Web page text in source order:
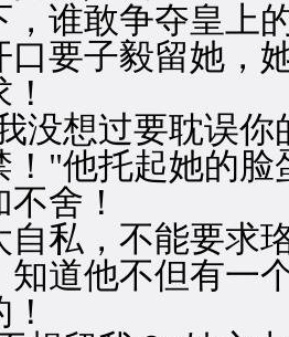
谁敢争夺皇上
子毅留她，她
想过要耽误你
他托起她的脸
舍！
，不能要求珞
知道他不但有一